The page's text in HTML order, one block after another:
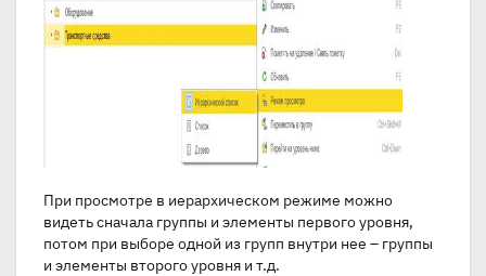
При просмотре в иерархическом режиме можно
видеть сначала группы и элементы первого уровня,
потом при выборе одной из групп внутри нее – группы
и элементы второго уровня и т.д.